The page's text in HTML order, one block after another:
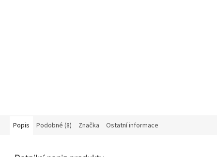
Popis Podobné (8) Značka Ostatní informace